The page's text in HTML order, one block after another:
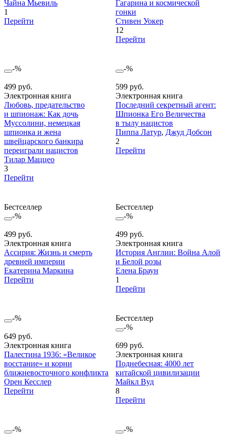
Чайна Мьевиль
1
Перейти
Гагарина и космической
гонки
Стивен Уокер
12
Перейти
-%
499 руб.
Электронная книга
Любовь, предательство
и шпионаж: Как дочь
Муссолини, немецкая
шпионка и жена
швейцарского банкира
переиграли нацистов
Тилар Маццео
3
Перейти
-%
599 руб.
Электронная книга
Последний секретный агент:
Шпионка Его Величества
в тылу нацистов
Пиппа Латур, Джуд Добсон
2
Перейти
Бестселлер
-%
499 руб.
Электронная книга
Ассирия: Жизнь и смерть
древней империи
Екатерина Маркина
Перейти
Бестселлер
-%
499 руб.
Электронная книга
История Англии: Война Алой
и Белой розы
Елена Браун
1
Перейти
-%
649 руб.
Электронная книга
Палестина 1936: «Великое
восстание» и корни
ближневосточного конфликта
Орен Кесслер
Перейти
Бестселлер
-%
699 руб.
Электронная книга
Поднебесная: 4000 лет
китайской цивилизации
Майкл Вуд
8
Перейти
-% -%